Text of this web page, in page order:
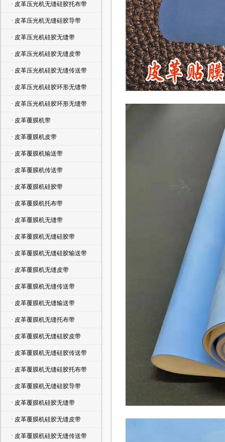
· 皮革压光机无缝硅胶托布带
· 皮革压光机无缝硅胶导带
· 皮革压光机硅胶无缝带
· 皮革压光机硅胶无缝皮带
· 皮革压光机硅胶无缝传送带
· 皮革压光机硅胶环形无缝带
· 皮革压光机硅胶环形无缝带
· 皮革覆膜机带
· 皮革覆膜机皮带
· 皮革覆膜机输送带
· 皮革覆膜机传送带
· 皮革覆膜机硅胶带
· 皮革覆膜机托布带
· 皮革覆膜机无缝带
· 皮革覆膜机无缝硅胶带
· 皮革覆膜机无缝硅胶输送带
· 皮革覆膜机无缝皮带
· 皮革覆膜机无缝传送带
· 皮革覆膜机无缝输送带
· 皮革覆膜机无缝托布带
· 皮革覆膜机无缝硅胶皮带
· 皮革覆膜机无缝硅胶传送带
· 皮革覆膜机无缝硅胶托布带
· 皮革覆膜机无缝硅胶导带
· 皮革覆膜机硅胶无缝带
· 皮革覆膜机硅胶无缝皮带
· 皮革覆膜机硅胶无缝传送带